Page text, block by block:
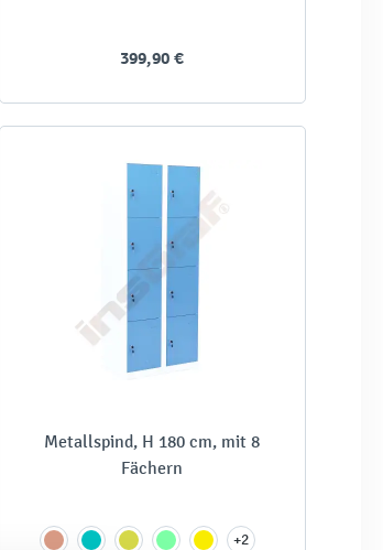
399,90 €
Metallspind, H 180 cm, mit 8
Fächern
+2